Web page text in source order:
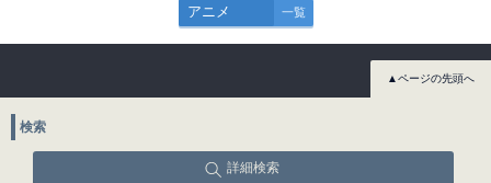
アニメ 一覧
▲ページの先頭へ
検索
詳細検索